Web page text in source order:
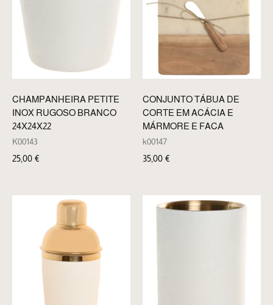
CHAMPANHEIRA PETITE
INOX RUGOSO BRANCO
24X24X22
K00143
25,00 €
CONJUNTO TÁBUA DE
CORTE EM ACÁCIA E
MÁRMORE E FACA
k00147
35,00 €